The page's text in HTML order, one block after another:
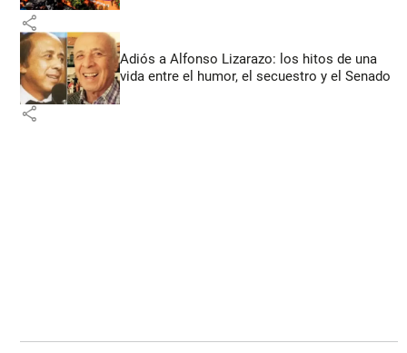
share
Adiós a Alfonso Lizarazo: los hitos de una
vida entre el humor, el secuestro y el Senado
share